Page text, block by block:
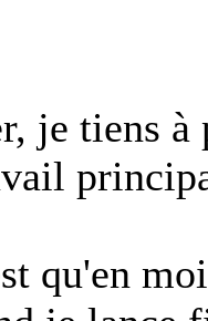
je tiens
qu'en